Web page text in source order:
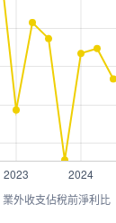
業外收支佔稅前淨利比